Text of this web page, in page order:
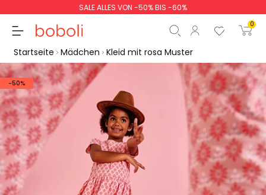
SALE ALLES VON -50% BIS -60%
0
Zwischensumme 0,00 €
Gesamtbetrag 0,00 €
Start der Bestellung
Startseite Mädchen Kleid mit rosa Muster
-50%